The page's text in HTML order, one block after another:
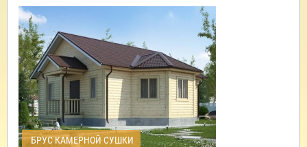
БРУС КАМЕРНОЙ СУШКИ